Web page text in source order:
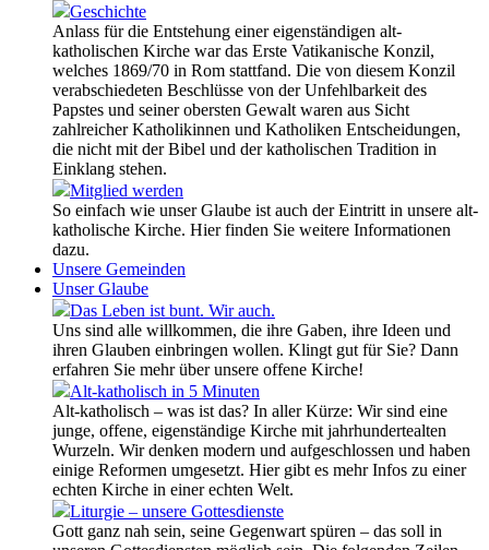
Geschichte
Anlass für die Entstehung einer eigenständigen alt-
katholischen Kirche war das Erste Vatikanische Konzil,
welches 1869/70 in Rom stattfand. Die von diesem Konzil
verabschiedeten Beschlüsse von der Unfehlbarkeit des
Papstes und seiner obersten Gewalt waren aus Sicht
zahlreicher Katholikinnen und Katholiken Entscheidungen,
die nicht mit der Bibel und der katholischen Tradition in
Einklang stehen.
Mitglied werden
So einfach wie unser Glaube ist auch der Eintritt in unsere alt-
katholische Kirche. Hier finden Sie weitere Informationen
dazu.
Unsere Gemeinden
Unser Glaube
Das Leben ist bunt. Wir auch.
Uns sind alle willkommen, die ihre Gaben, ihre Ideen und
ihren Glauben einbringen wollen. Klingt gut für Sie? Dann
erfahren Sie mehr über unsere offene Kirche!
Alt-katholisch in 5 Minuten
Alt-katholisch – was ist das? In aller Kürze: Wir sind eine
junge, offene, eigenständige Kirche mit jahrhundertealten
Wurzeln. Wir denken modern und aufgeschlossen und haben
einige Reformen umgesetzt. Hier gibt es mehr Infos zu einer
echten Kirche in einer echten Welt.
Liturgie – unsere Gottesdienste
Gott ganz nah sein, seine Gegenwart spüren – das soll in